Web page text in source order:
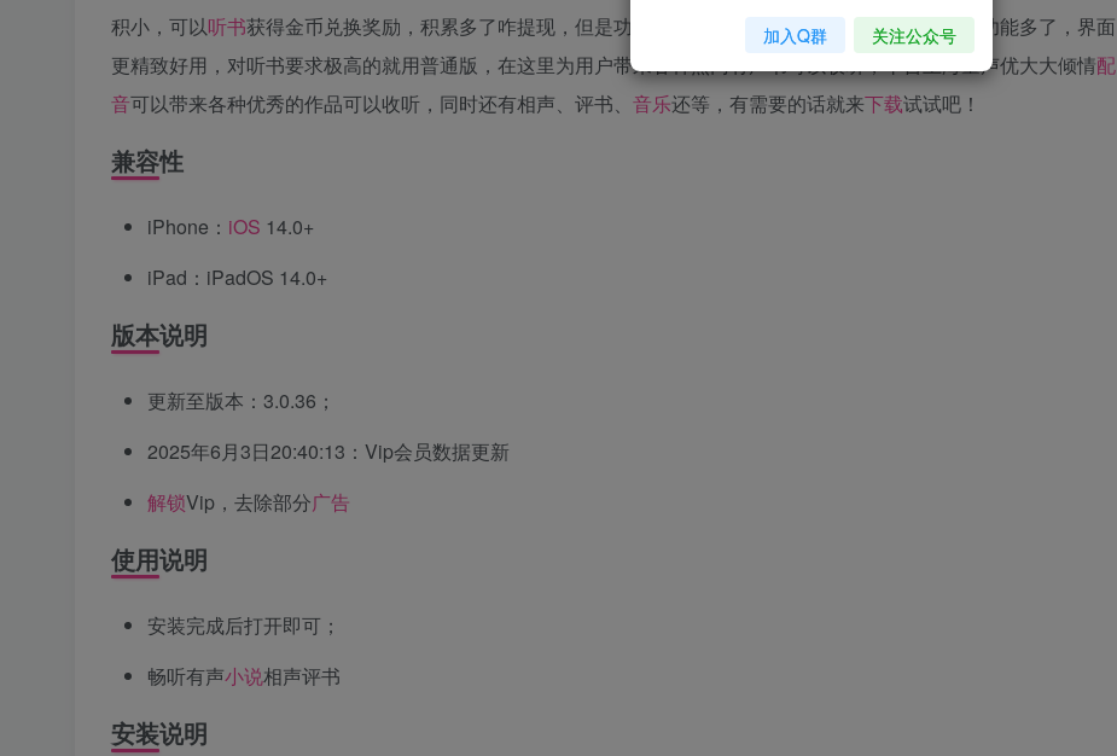
积小，可以听书获得金币兑换奖励，积累多了咋提现，但是功能单一，就只能听书获得奖励，普通版就功能多了，界面
更精致好用，对听书要求极高的就用普通版，在这里为用户带来各种热门有声书可以收听，平台上海量声优大大倾情配
音可以带来各种优秀的作品可以收听，同时还有相声、评书、 音乐还等，有需要的话就来下载试试吧！
兼容性
iPhone： iOS 14.0+
iPad：iPadOS 14.0+
版本说明
更新至版本：3.0.36；
2025年6月3日20:40:13：Vip会员数据更新
解锁Vip，去除部分广告
使用说明
安装完成后打开即可；
畅听有声小说相声评书
安装说明
加入Q群 关注公众号